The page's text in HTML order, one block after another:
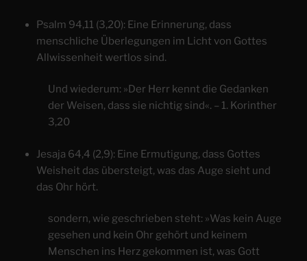
Psalm 94,11 (3,20): Eine Erinnerung, dass
menschliche Überlegungen im Licht von Gottes
Allwissenheit wertlos sind.
Und wiederum: »Der Herr kennt die Gedanken
der Weisen, dass sie nichtig sind«. – 1. Korinther
3,20
Jesaja 64,4 (2,9): Eine Ermutigung, dass Gottes
Weisheit das übersteigt, was das Auge sieht und
das Ohr hört.
sondern, wie geschrieben steht: »Was kein Auge
gesehen und kein Ohr gehört und keinem
Menschen ins Herz gekommen ist, was Gott